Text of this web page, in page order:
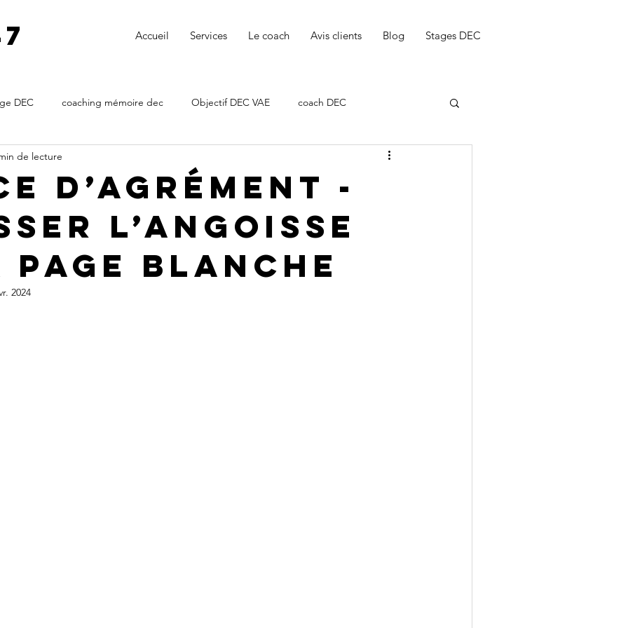
Accueil Services Le coach Avis clients Blog Stages DEC
DEC coaching mémoire dec Objectif DEC VAE coach DEC
DEC VAE
coaching notice d'agrément dec coaching notice dec
DE soutenance DEC accompagnement soutenance DEC
d’agrément -
l’angoisse
page blanche
de lecture
2024